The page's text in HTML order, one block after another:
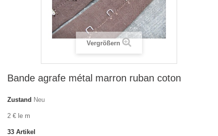
Vergrößern
Bande agrafe métal marron ruban coton
Zustand Neu
2 € le m
33 Artikel